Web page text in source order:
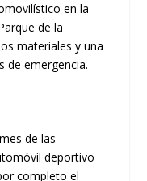
en la
de la
materiales y una
de emergencia.
de las
deportivo
completo el